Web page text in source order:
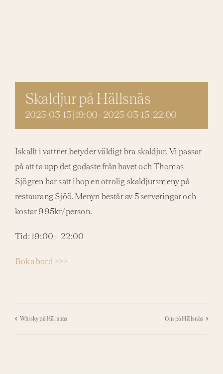
Skaldjur på Hällsnäs
2025-03-13 | 19:00-2025-03-15 | 22:00
Iskallt i vattnet betyder väldigt bra skaldjur. Vi passar
på att ta upp det godaste från havet och Thomas
Sjögren har satt ihop en otrolig skaldjursmeny på
restaurang Sjöö. Menyn består av 5 serveringar och
kostar 995kr/person.
Tid: 19:00 – 22:00
Boka bord >>>
Whisky på Hällsnäs Gin på Hällsnäs